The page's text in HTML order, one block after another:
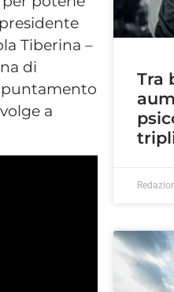
Tiberina –
di
a
Tra